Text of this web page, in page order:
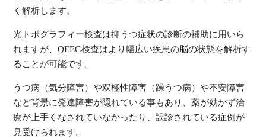
く解析します。
光トポグラフィー検査は抑うつ症状の診断の補助に用いら
れますが、QEEG検査はより幅広い疾患の脳の状態を解析す
ることが可能です。
うつ病（気分障害）や双極性障害（躁うつ病）や不安障害
など背景に発達障害が隠れている事もあり、薬が効かず治
療が上手くなされていなかったり、誤診されている症例が
見受けられます。